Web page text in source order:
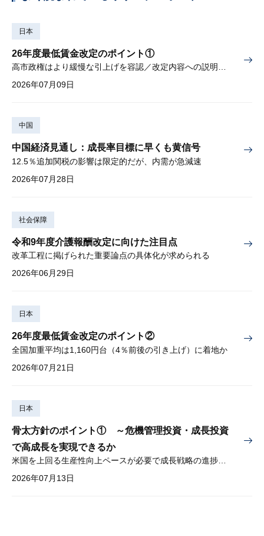
日本
26年度最低賃金改定のポイント①
高市政権はより緩慢な引上げを容認／改定内容への説明責任が焦点
2026年07月09日
中国
中国経済見通し：成長率目標に早くも黄信号
12.5％追加関税の影響は限定的だが、内需が急減速
2026年07月28日
社会保障
令和9年度介護報酬改定に向けた注目点
改革工程に掲げられた重要論点の具体化が求められる
2026年06月29日
日本
26年度最低賃金改定のポイント②
全国加重平均は1,160円台（4％前後の引き上げ）に着地か
2026年07月21日
日本
骨太方針のポイント① ～危機管理投資・成長投資
で高成長を実現できるか
米国を上回る生産性向上ペースが必要で成長戦略の進捗管理も課題
2026年07月13日